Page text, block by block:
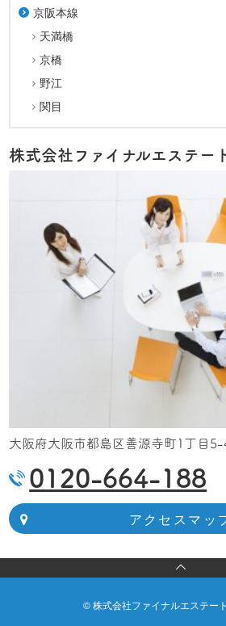
京阪本線
天満橋
京橋
野江
関目
株式会社ファイナルエステー
大阪府大阪市都島区善源寺町1丁目
0120-664-188
アクセスマッ
© 株式会社ファイナルエステー